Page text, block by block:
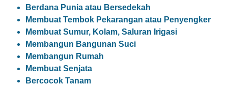
Berdana Punia atau Bersedekah
Membuat Tembok Pekarangan atau Penyengker
Membuat Sumur, Kolam, Saluran Irigasi
Membangun Bangunan Suci
Membangun Rumah
Membuat Senjata
Bercocok Tanam